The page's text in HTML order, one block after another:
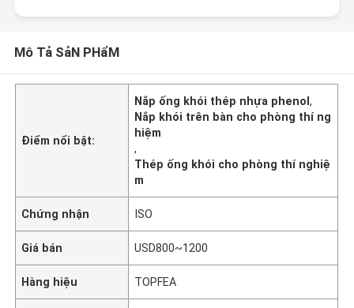
Mô Tả SảN PHẩM
Điểm nổi bật:
Nắp ống khói thép nhựa phenol,
Nắp khói trên bàn cho phòng thí ng
hiệm
,
Thép ống khói cho phòng thí nghiệ
m
Chứng nhận ISO
Giá bán USD800~1200
Hàng hiệu TOPFEA